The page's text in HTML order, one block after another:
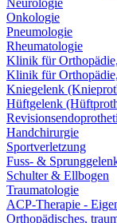
Neurologie
Onkologie
Pneumologie
Rheumatologie
Klinik für
Klinik für
Kniegelenk
Hüftgelenk
Handchirurgie
Sportverletzung
Fuss- &
Schulter & Ellbogen
Traumatologie
ACP-Therapie -
Orthopädisches,